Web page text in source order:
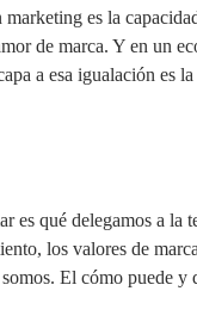
es la
de marca. Y en un
a esa igualación es
es qué delegamos a la
los valores de
El cómo puede y